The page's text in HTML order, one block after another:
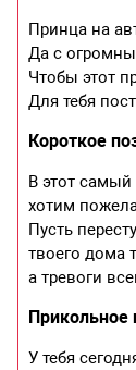
Принца на
Да с
Чтобы этот
Для тебя
Короткое
В этот самый
хотим
Пусть
твоего дома
а тревоги
Прикольное
У тебя